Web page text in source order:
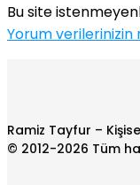
Bu site
Yorum verilerinizin
Ramiz Tayfur –
© 2012-2026 Tüm